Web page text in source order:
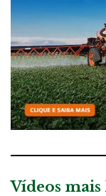
Vídeos mais